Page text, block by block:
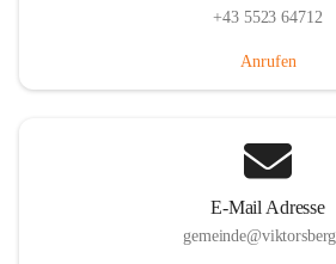
+43 5523 64712
Anrufen
E-Mail Adresse